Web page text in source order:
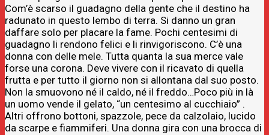
Com’è scarso il guadagno della gente che il destino ha
radunato in questo lembo di terra. Si danno un gran
daffare solo per placare la fame. Pochi centesimi di
guadagno li rendono felici e li rinvigoriscono. C’è una
donna con delle mele. Tutta quanta la sua merce vale
forse una corona. Deve vivere con il ricavato di quella
frutta e per tutto il giorno non si allontana dal suo posto.
Non la smuovono né il caldo, né il freddo…Poco più in là
un uomo vende il gelato, “un centesimo al cucchiaio” .
Altri offrono bottoni, spazzole, pece da calzolaio, lucido
da scarpe e fiammiferi. Una donna gira con una brocca di